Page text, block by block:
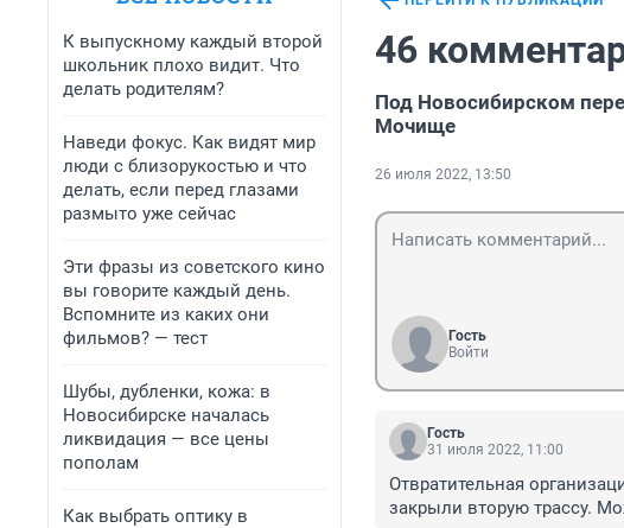
К выпускному каждый второй
школьник плохо видит. Что
делать родителям?
Наведи фокус. Как видят мир
люди с близорукостью и что
делать, если перед глазами
размыто уже сейчас
Эти фразы из советского кино
вы говорите каждый день.
Вспомните из каких они
фильмов? — тест
Шубы, дубленки, кожа: в
Новосибирске началась
ликвидация — все цены
пополам
Как выбрать оптику в
46
Под Новосибирском
Мочище
26 июля 2022, 13:50
Гость
Войти
Гость
31 июля 2022, 11:00
Отвратительная
закрыли вторую трассу.